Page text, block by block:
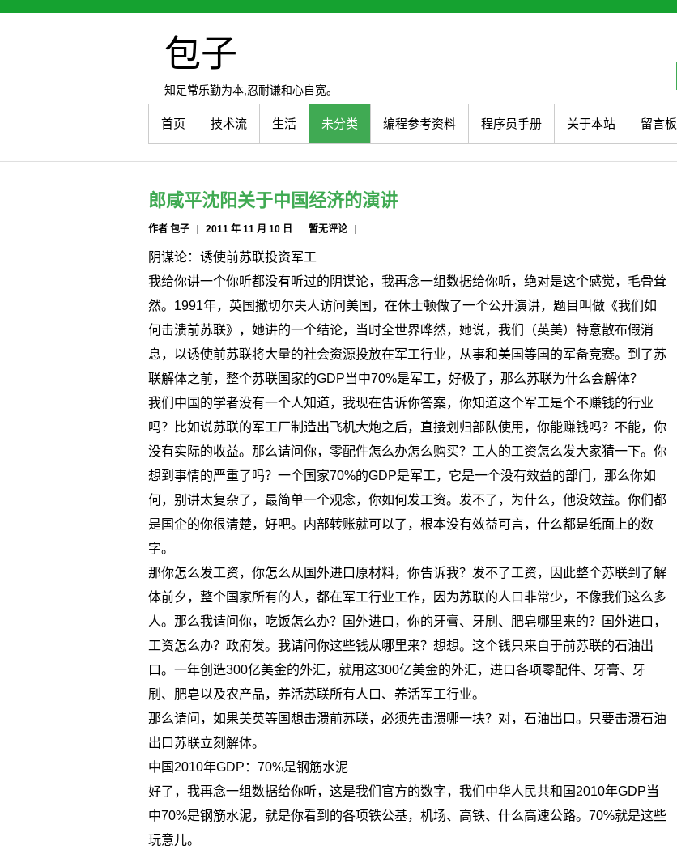
包子
知足常乐勤为本,忍耐谦和心自宽。
首页 技术流 生活 未分类 编程参考资料 程序员手册 关于本站 留言板
郎咸平沈阳关于中国经济的演讲
作者 包子 2011 年 11 月 10 日 暂无评论
阴谋论：诱使前苏联投资军工
我给你讲一个你听都没有听过的阴谋论，我再念一组数据给你听，绝对是这个感觉，毛骨耸
然。1991年，英国撒切尔夫人访问美国，在休士顿做了一个公开演讲，题目叫做《我们如
何击溃前苏联》，她讲的一个结论，当时全世界哗然，她说，我们（英美）特意散布假消
息，以诱使前苏联将大量的社会资源投放在军工行业，从事和美国等国的军备竞赛。到了苏
联解体之前，整个苏联国家的GDP当中70%是军工，好极了，那么苏联为什么会解体？
我们中国的学者没有一个人知道，我现在告诉你答案，你知道这个军工是个不赚钱的行业
吗？比如说苏联的军工厂制造出飞机大炮之后，直接划归部队使用，你能赚钱吗？不能，你
没有实际的收益。那么请问你，零配件怎么办怎么购买？工人的工资怎么发大家猜一下。你
想到事情的严重了吗？一个国家70%的GDP是军工，它是一个没有效益的部门，那么你如
何，别讲太复杂了，最简单一个观念，你如何发工资。发不了，为什么，他没效益。你们都
是国企的你很清楚，好吧。内部转账就可以了，根本没有效益可言，什么都是纸面上的数
字。
那你怎么发工资，你怎么从国外进口原材料，你告诉我？发不了工资，因此整个苏联到了解
体前夕，整个国家所有的人，都在军工行业工作，因为苏联的人口非常少，不像我们这么多
人。那么我请问你，吃饭怎么办？国外进口，你的牙膏、牙刷、肥皂哪里来的？国外进口，
工资怎么办？政府发。我请问你这些钱从哪里来？想想。这个钱只来自于前苏联的石油出
口。一年创造300亿美金的外汇，就用这300亿美金的外汇，进口各项零配件、牙膏、牙
刷、肥皂以及农产品，养活苏联所有人口、养活军工行业。
那么请问，如果美英等国想击溃前苏联，必须先击溃哪一块？对，石油出口。只要击溃石油
出口苏联立刻解体。
中国2010年GDP：70%是钢筋水泥
好了，我再念一组数据给你听，这是我们官方的数字，我们中华人民共和国2010年GDP当
中70%是钢筋水泥，就是你看到的各项铁公基，机场、高铁、什么高速公路。70%就是这些
玩意儿。